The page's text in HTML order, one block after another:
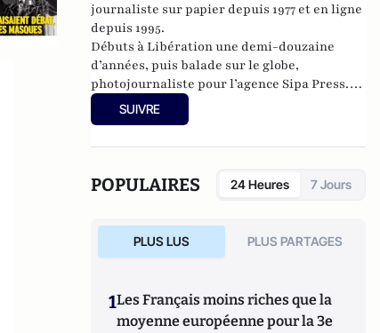
journaliste sur papier depuis 1977 et en ligne
depuis 1995.
Débuts à Libération une demi-douzaine
d’années, puis balade sur le globe,
photojournaliste pour l’agence Sipa Press.
Ensuite, responsable de la rubrique
Multimedia de ELLE, avant d’écrire sur les
avec Le Phare à partir de 2005 sur le site du
Monde qui a fermé sa plateforme de blogs.
depuis 2007.
SUIVRE
POPULAIRES 24 Heures 7 Jours
PLUS LUS PLUS PARTAGES
1Les Français moins riches que la
moyenne européenne pour la 3e